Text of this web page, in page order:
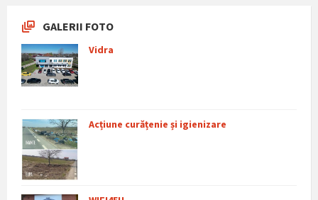
GALERII FOTO
Vidra
Acțiune curățenie și igienizare